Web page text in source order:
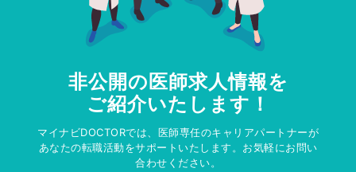
非公開の医師求人情報を
ご紹介いたします！
マイナビDOCTORでは、医師専任のキャリアパートナーが
あなたの転職活動をサポートいたします。お気軽にお問い
合わせください。